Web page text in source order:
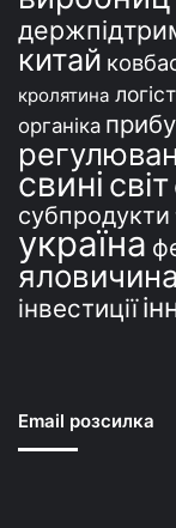
китай
кролятина
органіка
свині світ
субпродукти
україна
яловичина
інвестиції
Email розсилка